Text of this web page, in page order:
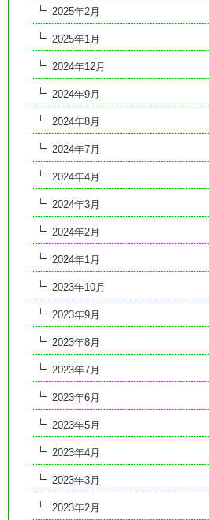
2025年2月
2025年1月
2024年12月
2024年9月
2024年8月
2024年7月
2024年4月
2024年3月
2024年2月
2024年1月
2023年10月
2023年9月
2023年8月
2023年7月
2023年6月
2023年5月
2023年4月
2023年3月
2023年2月